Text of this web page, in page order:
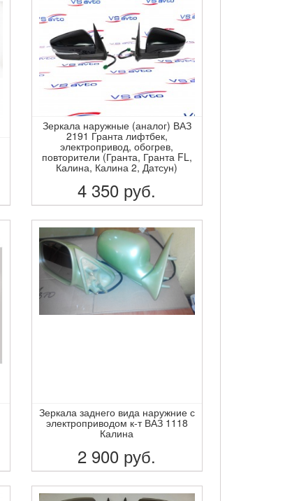
Зеркала наружные (аналог) ВАЗ
2191 Гранта лифтбек,
электропривод, обогрев,
повторители (Гранта, Гранта FL,
Калина, Калина 2, Датсун)
4 350 руб.
ПОДРОБНЕЕ
Зеркала заднего вида наружние с
электроприводом к-т ВАЗ 1118
Калина
2 900 руб.
ПОДРОБНЕЕ